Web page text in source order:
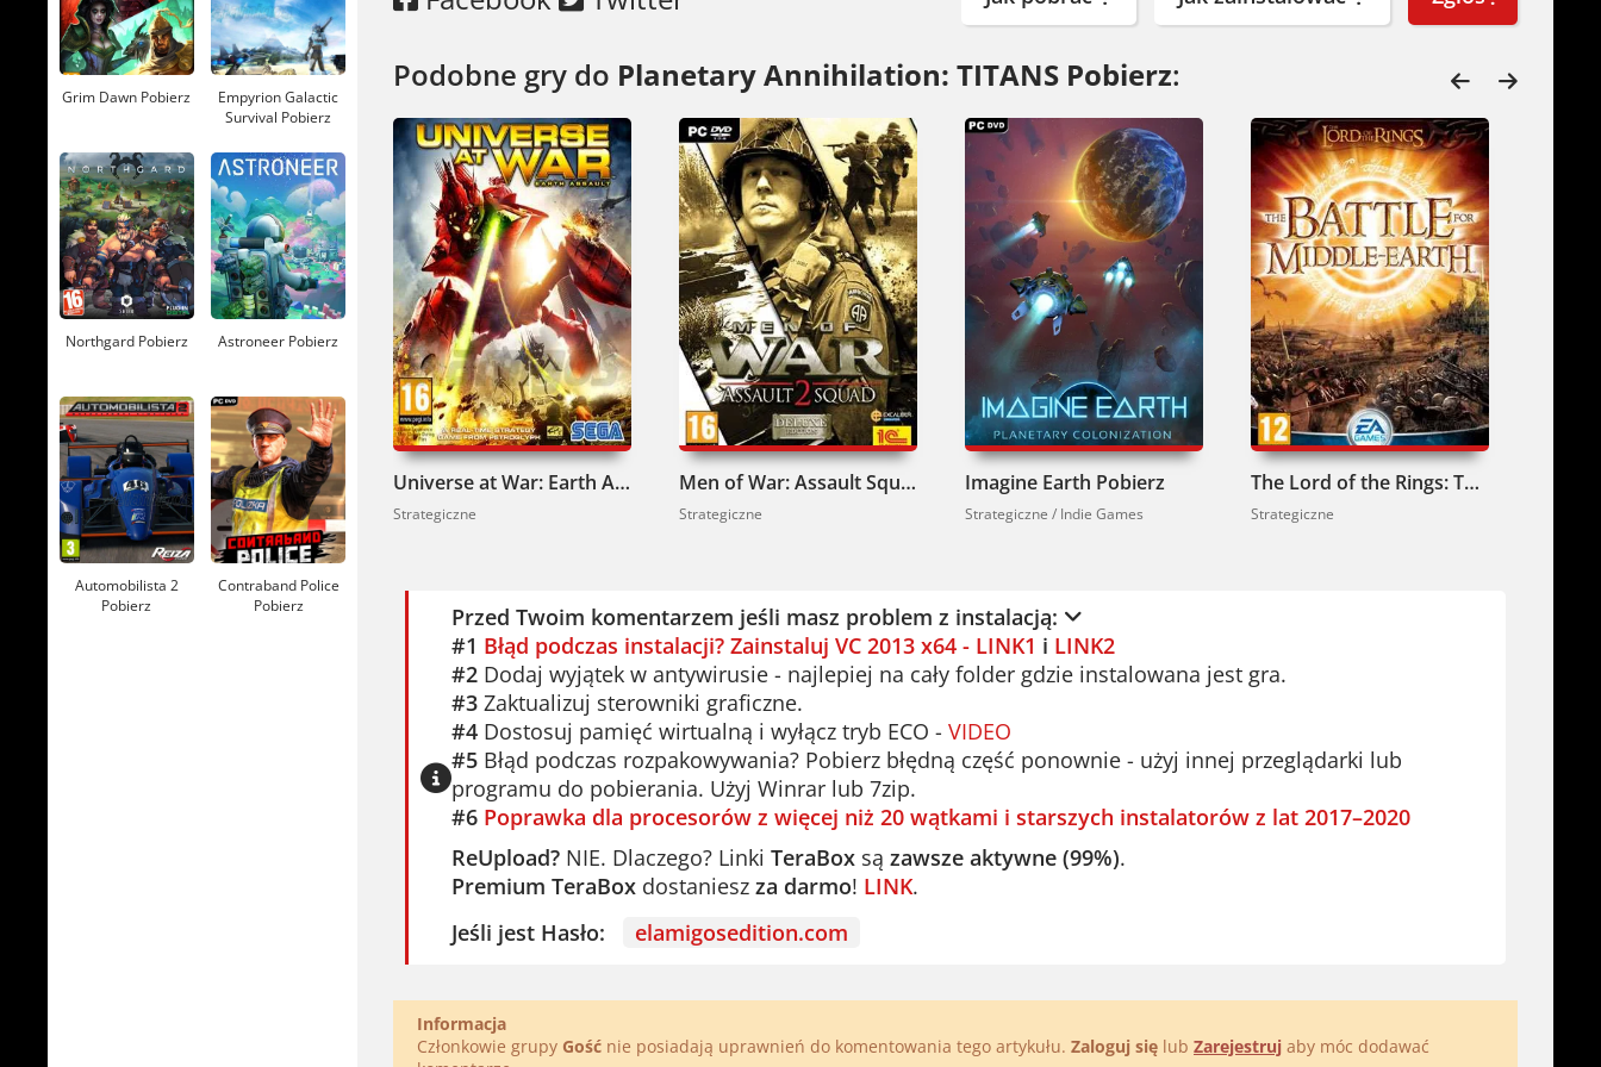
Podobne gry do Planetary Annihilation: TITANS Pobierz:
Universe at War: Earth Assault Pobierz
Strategiczne
Men of War: Assault Squad 2 Pobierz
Strategiczne
Imagine Earth Pobierz
Strategiczne / Indie Games
The Lord of the Rings: The Battle for Middle-Earth Collection Pobierz
Strategiczne
Przed Twoim komentarzem jeśli masz problem z instalacją:
#1 Błąd podczas instalacji? Zainstaluj VC 2013 x64 - LINK1 i LINK2
#2 Dodaj wyjątek w antywirusie - najlepiej na cały folder gdzie instalowana jest gra.
#3 Zaktualizuj sterowniki graficzne.
#4 Dostosuj pamięć wirtualną i wyłącz tryb ECO - VIDEO
#5 Błąd podczas rozpakowywania? Pobierz błędną część ponownie - użyj innej przeglądarki lub
programu do pobierania. Użyj Winrar lub 7zip.
#6 Poprawka dla procesorów z więcej niż 20 wątkami i starszych instalatorów z lat 2017–2020
ReUpload? NIE. Dlaczego? Linki TeraBox są zawsze aktywne (99%).
Premium TeraBox dostaniesz za darmo! LINK.
Jeśli jest Hasło:
elamigosedition.com
Informacja
Członkowie grupy Gość nie posiadają uprawnień do komentowania tego artykułu. Zaloguj się lub Zarejestruj aby móc dodawać
Grim Dawn Pobierz
Empyrion Galactic
Survival Pobierz
Northgard Pobierz Astroneer Pobierz
Automobilista 2
Pobierz
Contraband Police
Pobierz